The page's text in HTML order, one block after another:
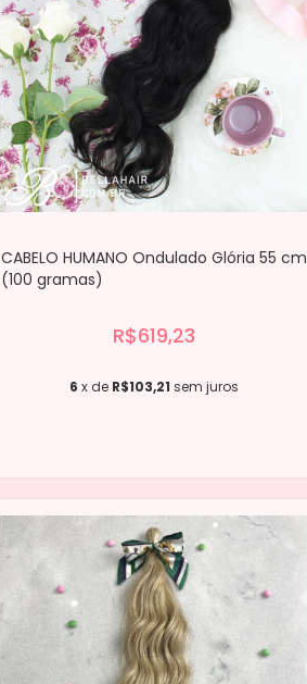
CABELO HUMANO Ondulado Glória 55 cm
(100 gramas)
R$619,23
6 x de R$103,21 sem juros